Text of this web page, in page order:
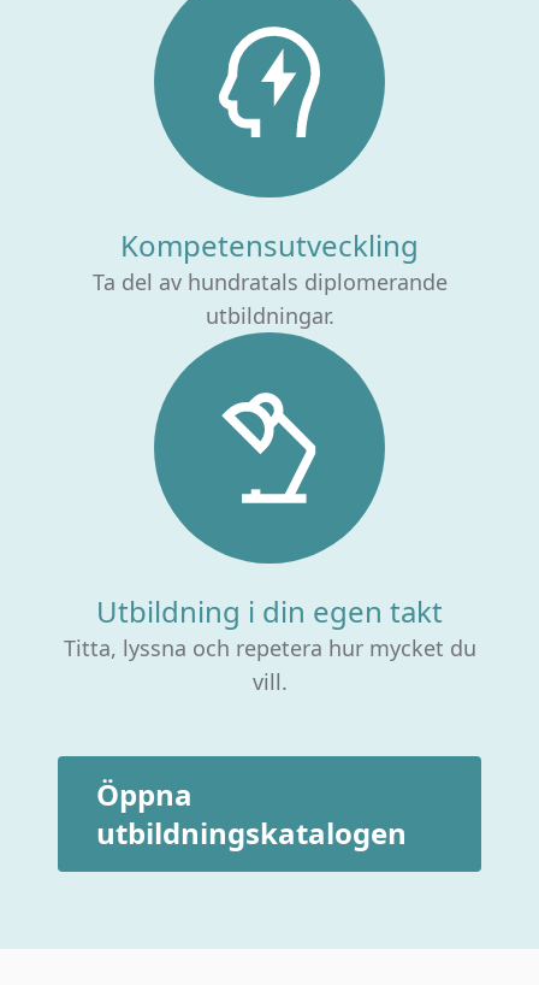
Kompetensutveckling
Ta del av hundratals diplomerande
utbildningar.
Utbildning i din egen takt
Titta, lyssna och repetera hur mycket du
vill.
Öppna
utbildningskatalogen